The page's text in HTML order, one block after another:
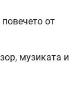
от
музиката и